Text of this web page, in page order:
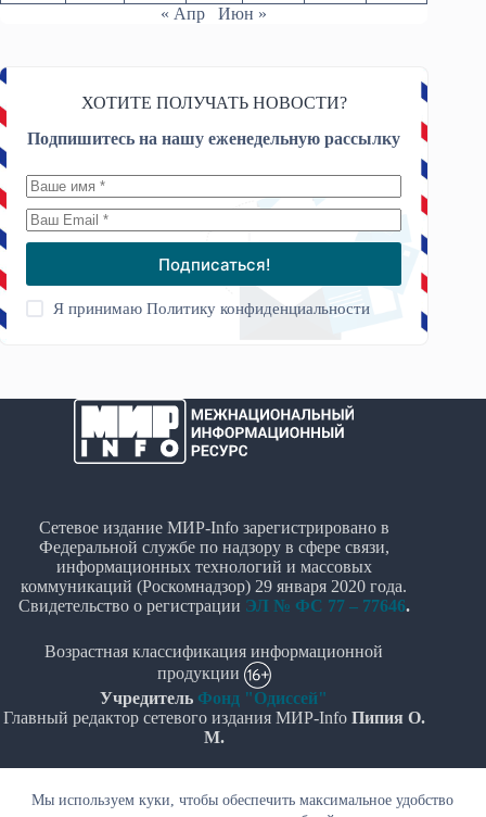
Мы используем куки, чтобы обеспечить максимальное удобство
« Апр
Июн »
ХОТИТЕ ПОЛУЧАТЬ НОВОСТИ?
Подпишитесь на нашу еженедельную рассылку
Подписаться!
Я принимаюПолитику конфиденциальности
Сетевое издание МИР-Info зарегистрировано в
Федеральной службе по надзору в сфере связи,
информационных технологий и массовых
коммуникаций (Роскомнадзор) 29 января 2020 года.
Свидетельство о регистрации ЭЛ № ФС 77 – 77646.
Возрастная классификация информационной
продукции
Учредитель Фонд "Одиссей"
Главный редактор сетевого издания МИР-Info Пипия О.
М.
данных